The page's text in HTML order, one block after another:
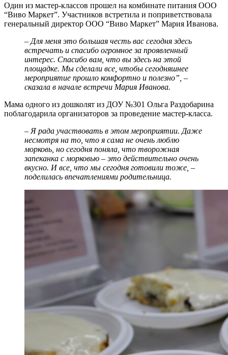
Один из мастер-классов прошел на комбинате питания ООО
“Виво Маркет”. Участников встретила и поприветствовала
генеральный директор ООО “Виво Маркет” Мария Иванова.
– Для меня это большая честь вас сегодня здесь
встречать и спасибо огромное за проявленный
интерес. Спасибо вам, что вы здесь на этой
площадке. Мы сделали все, чтобы сегодняшнее
мероприятие прошло комфортно и полезно”, –
сказала в начале встречи Мария Иванова.
Мама одного из дошколят из ДОУ №301 Ольга Раздобарина
поблагодарила организаторов за проведение мастер-класса.
– Я рада участвовать в этом мероприятии. Даже
несмотря на то, что я сама не очень люблю
морковь, но сегодня поняла, что творожная
запеканка с морковью – это действительно очень
вкусно. И все, что мы сегодня готовили тоже, –
поделилась впечатлениями родительница.